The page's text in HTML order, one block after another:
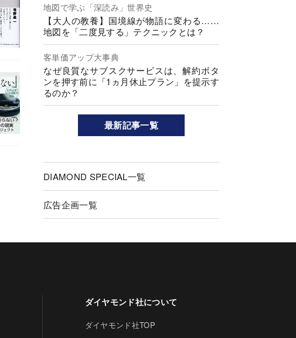
地図で学ぶ「深読み」世界史
【大人の教養】国境線が物語に変わる……
地図を「二度見する」テクニックとは？
客単価アップ大事典
なぜ良質なサブスクサービスは、解約ボタ
ンを押す前に「1ヵ月休止プラン」を提示す
るのか？
最新記事一覧
DIAMOND SPECIAL一覧
広告企画一覧
ダイヤモンド社について
ダイヤモンド社TOP